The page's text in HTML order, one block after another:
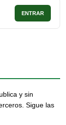
ENTRAR
y sin
Sigue las